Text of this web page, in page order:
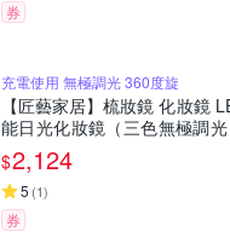
券
充電使用 無極調光 360度旋
【匠藝家居】梳妝鏡 化妝鏡
能日光化妝鏡（三色無極調
電款 大號-白色
$2,124
5 (1)
券